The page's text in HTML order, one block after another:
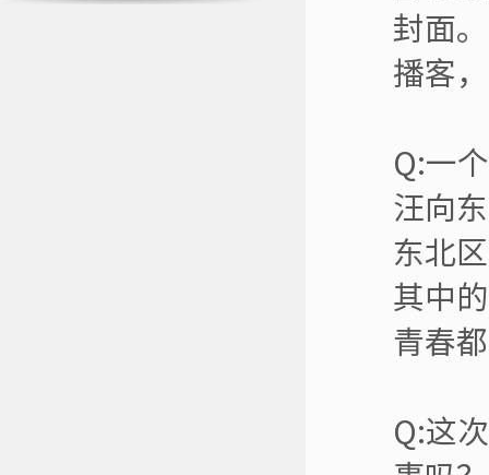
封面
播客
Q:一
汪向
东北
其中
青春
Q:这